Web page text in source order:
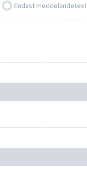
Endast meddelandetext